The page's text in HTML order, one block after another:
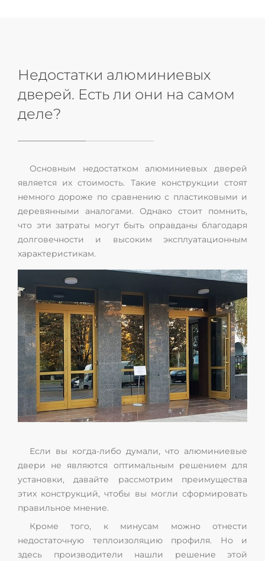
Недостатки алюминиевых
дверей. Есть ли они на самом
деле?
Основным недостатком алюминиевых дверей
является их стоимость. Такие конструкции стоят
немного дороже по сравнению с пластиковыми и
деревянными аналогами. Однако стоит помнить,
что эти затраты могут быть оправданы благодаря
долговечности и высоким эксплуатационным
характеристикам.
Если вы когда-либо думали, что алюминиевые
двери не являются оптимальным решением для
установки, давайте рассмотрим преимущества
этих конструкций, чтобы вы могли сформировать
правильное мнение.
Кроме того, к минусам можно отнести
недостаточную теплоизоляцию профиля. Но и
здесь производители нашли решение этой